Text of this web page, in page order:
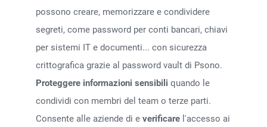
possono creare, memorizzare e condividere
segreti, come password per conti bancari, chiavi
per sistemi IT e documenti... con sicurezza
crittografica grazie al password vault di Psono.
Proteggere informazioni sensibili quando le
condividi con membri del team o terze parti.
Consente alle aziende di e verificare l'accesso ai